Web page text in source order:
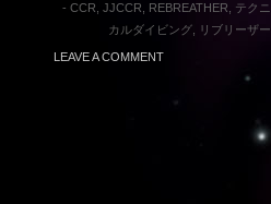
- CCR JJCCR REBREATHER
テクニ
カルダイビング, リブリーザー
LEAVE A COMMENT